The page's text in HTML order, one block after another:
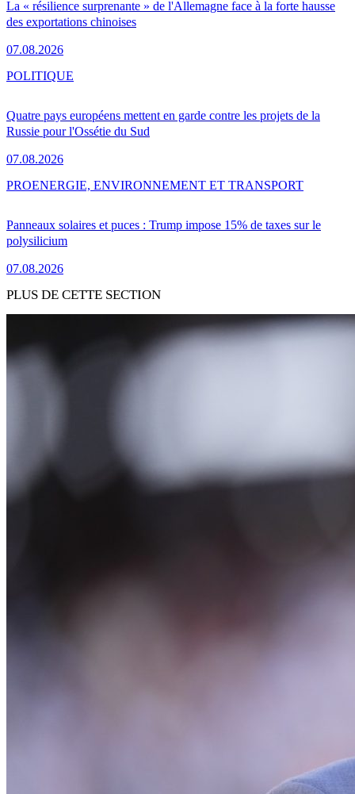
La « résilience surprenante » de l'Allemagne face à la forte hausse
des exportations chinoises
07.08.2026
Quatre pays européens mettent en garde contre les projets de la
Russie pour l'Ossétie du Sud
07.08.2026
POLITIQUE
Panneaux solaires et puces : Trump impose 15% de taxes sur le
polysilicium
07.08.2026
PROENERGIE, ENVIRONNEMENT ET TRANSPORT
PLUS DE CETTE SECTION